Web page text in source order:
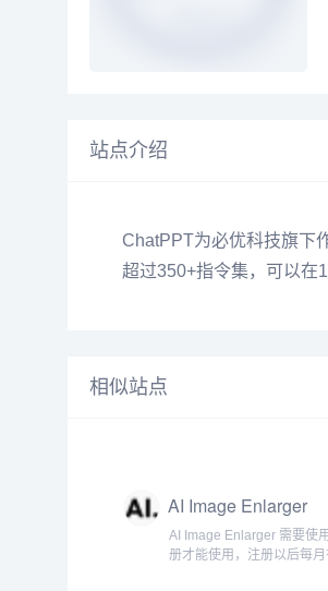
站点介绍
ChatPPT为必优科技旗下
超过350+指令集，可以在
相似站点
AI Image Enlarger
AI Image Enlarger 需要使
册才能使用，注册以后每月